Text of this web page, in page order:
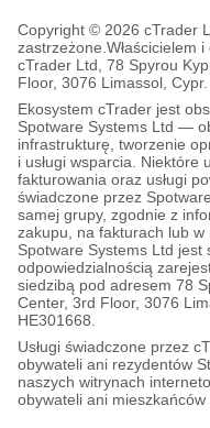
Copyright © 2026 cTrader
zastrzeżone. Właścicielem
cTrader Ltd, 78 Spyrou
Floor, 3076 Limassol, Cypr.
Ekosystem cTrader jest
Spotware Systems Ltd —
infrastrukturę, tworzenie
i usługi wsparcia. Niektóre
fakturowania oraz usługi
świadczone przez
samej grupy, zgodnie z
zakupu, na fakturach lub w
Spotware Systems Ltd jest
odpowiedzialnością
siedzibą pod adresem 78
Center, 3rd Floor, 3076
HE301668.
Usługi świadczone przez
obywateli ani rezydentów
naszych witrynach
obywateli ani mieszkańców